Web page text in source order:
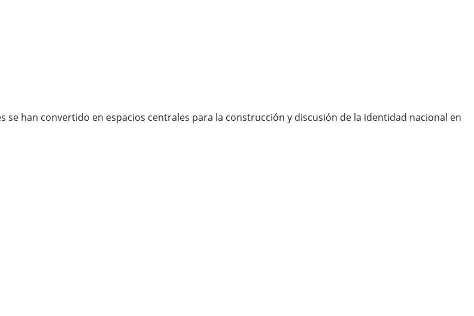
han convertido en espacios centrales para la construcción y discusión de la identidad nacional en